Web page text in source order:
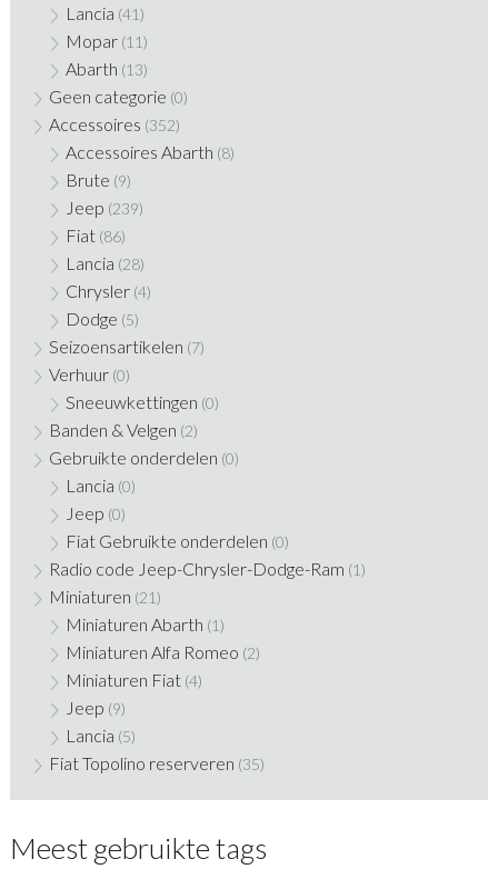
Lancia (41)
Mopar (11)
Abarth (13)
Geen categorie (0)
Accessoires (352)
Accessoires Abarth (8)
Brute (9)
Jeep (239)
Fiat (86)
Lancia (28)
Chrysler (4)
Dodge (5)
Seizoensartikelen (7)
Verhuur (0)
Sneeuwkettingen (0)
Banden & Velgen (2)
Gebruikte onderdelen (0)
Lancia (0)
Jeep (0)
Fiat Gebruikte onderdelen (0)
Radio code Jeep-Chrysler-Dodge-Ram (1)
Miniaturen (21)
Miniaturen Abarth (1)
Miniaturen Alfa Romeo (2)
Miniaturen Fiat (4)
Jeep (9)
Lancia (5)
Fiat Topolino reserveren (35)
Meest gebruikte tags